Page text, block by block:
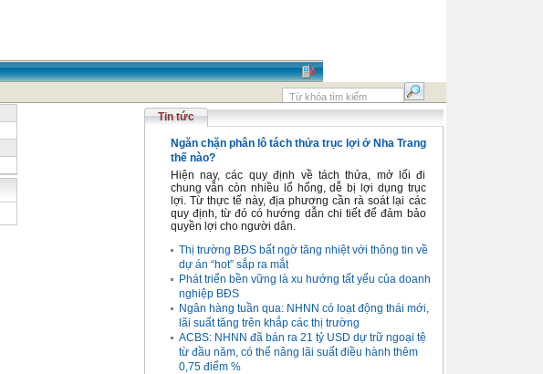
Tin tức
Ngăn chặn phân lô tách thửa trục lợi ở Nha Trang
thế nào?
Hiện nay, các quy định về tách thửa, mở lối đi
chung vẫn còn nhiều lổ hổng, dễ bị lợi dụng trục
lợi. Từ thực tế này, địa phương cần rà soát lại các
quy định, từ đó có hướng dẫn chi tiết để đảm bảo
quyền lợi cho người dân.
Thị trường BĐS bất ngờ tăng nhiệt với thông tin về
dự án “hot” sắp ra mắt
Phát triển bền vững là xu hướng tất yếu của doanh
nghiệp BĐS
Ngân hàng tuần qua: NHNN có loạt động thái mới,
lãi suất tăng trên khắp các thị trường
ACBS: NHNN đã bán ra 21 tỷ USD dự trữ ngoại tệ
từ đầu năm, có thể nâng lãi suất điều hành thêm
0,75 điểm %